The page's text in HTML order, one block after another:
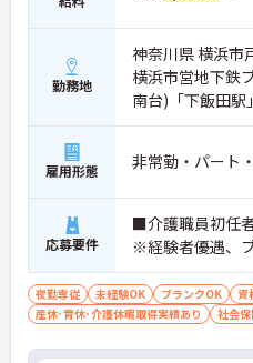
勤務地
神奈川県 横浜市
横浜市営地下鉄
南台)「下飯田駅
雇用形態 非常勤・パート
応募要件
■介護職員初任
※経験者優遇、
夜勤専従 未経験OK ブランクOK 資
産休･育休･介護休暇取得実績あり
社会